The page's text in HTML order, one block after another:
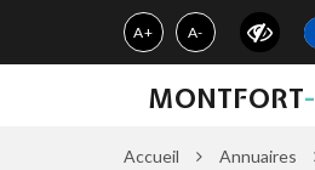
Gestion des traceurs
A+ A-
MONTFORT-
Accueil Annuaires